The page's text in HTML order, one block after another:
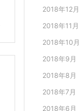
2018年12月
2018年11月
2018年10月
2018年9月
2018年8月
2018年7月
2018年6月